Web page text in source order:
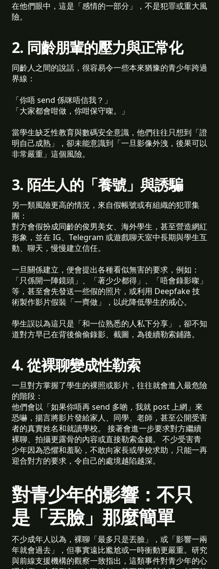
在他們眼中，這是「感情的一部分」，不是犯罪或重大風
險。
2. 同齡朋輩的壓力與正常化
同齡人之間的說話，很容易令一些本來猶豫的青少年跨過
界線：
「你唔 send 係咪唔信我？」
「大家都會咁做，你咁保守㗎。」
當學生缺乏性教育與數碼安全意識，他們往往只想到「證
明自己成熟」，卻未能意識到「一旦影像外洩，後果可以
非常嚴重」這個風險。
3. 陌生人的「養號」與誘騙
另一類風險更高的情況，來自假帳號或有組織的犯罪集
團：
對方會假扮成同齡的俊男美女、海外學生，甚至營造網紅
形象，並在 IG、Telegram 或遊戲聊天室中長期與學生互
動、聊天，慢慢建立信任。
一旦關係建立，便會提出各種看似無害的要求，例如：
「只係開一陣鏡頭」、「著少少都得」、「唔會錄影㗎」
等，甚至會先發送一些假的照片，或利用 Deepfake 技
術製作影片假裝「一齊做」，以此降低學生的戒心。
學生誤以為這只是「和一位熟悉的人私下分享」，卻不知
道對方早已在背後偷偷錄影、截圖，為後續勒索鋪路。
4. 從裸聊變成性勒索
一旦對方掌握了學生的裸照或影片，往往就會進入最危險
的階段：
他們會以「如果你唔再 send 多啲，我就 post 上網」來
恐嚇，揚言將影片發給家人、同學、老師，甚至公開受害
者的真實姓名和就讀學校。 接著會進一步要求對方繼續
裸聊、拍攝更露骨的內容或直接勒索金錢。 不少受害青
少年因為恐懼和羞恥，不敢向家長或學校求助，只能一再
迎合對方的要求，令自己的處境越陷越深。
對青少年的影響：不只
是「丟臉」那麼簡單
不少成年人以為，裸聊「最多只是丟臉」，或「影響一兩
年就會過去」，但事實遠比尷尬或一時衝動更嚴重。研究
與前線支援機構的觀察一致指出，這類事件對青少年的心